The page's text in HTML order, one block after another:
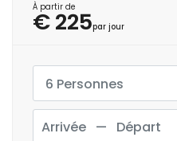
À partir de
€ 225par jour
6 Personnes